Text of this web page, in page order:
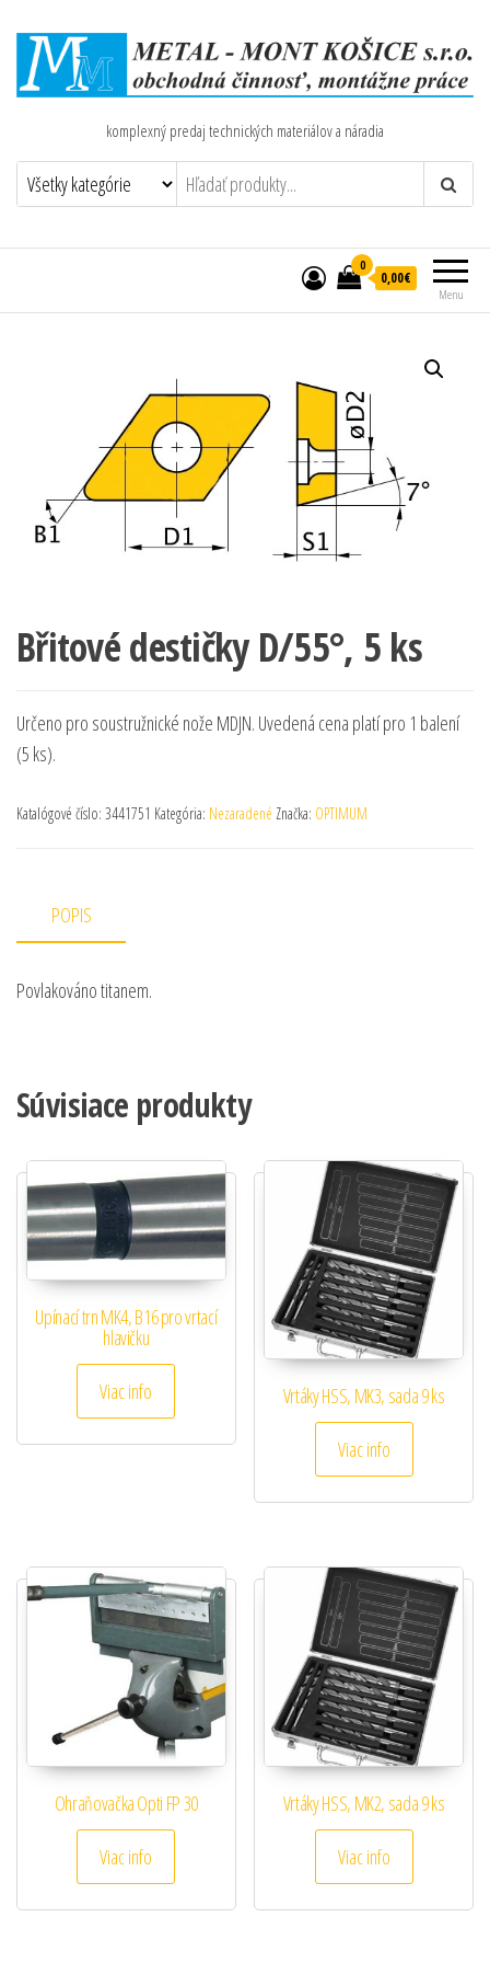
komplexný predaj technických materiálov a náradia
Menu
0
0,00€
Břitové destičky D/55°, 5 ks
Určeno pro soustružnické nože MDJN. Uvedená cena platí pro 1 balení
(5 ks).
Katalógové číslo: 3441751 Kategória: Nezaradené Značka: OPTIMUM
POPIS
Povlakováno titanem.
Súvisiace produkty
Upínací trn MK4, B16 pro vrtací
hlavičku
Viac info Vrtáky HSS, MK3, sada 9 ks
Viac info
Ohraňovačka Opti FP 30
Viac info
Vrtáky HSS, MK2, sada 9 ks
Viac info